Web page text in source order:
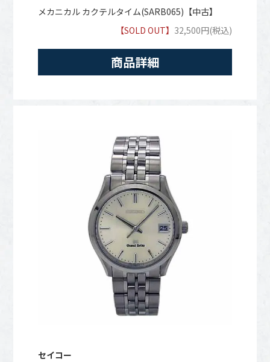
メカニカル カクテルタイム(SARB065)【中古】
【SOLD OUT】 32,500円(税込)
商品詳細
セイコー